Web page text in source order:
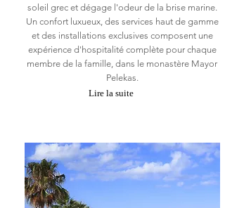
soleil grec et dégage l'odeur de la brise marine.
Un confort luxueux, des services haut de gamme
et des installations exclusives composent une
expérience d'hospitalité complète pour chaque
membre de la famille, dans le monastère Mayor
Pelekas.
Lire la suite